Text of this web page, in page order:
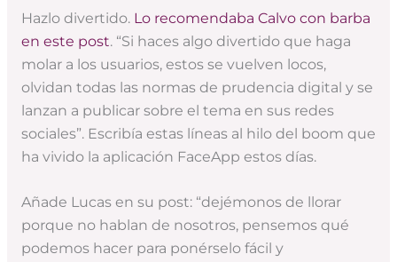
Hazlo divertido. Lo recomendaba Calvo con barba
en este post. “Si haces algo divertido que haga
molar a los usuarios, estos se vuelven locos,
olvidan todas las normas de prudencia digital y se
lanzan a publicar sobre el tema en sus redes
sociales”. Escribía estas líneas al hilo del boom que
ha vivido la aplicación FaceApp estos días.
Añade Lucas en su post: “dejémonos de llorar
porque no hablan de nosotros, pensemos qué
podemos hacer para ponérselo fácil y